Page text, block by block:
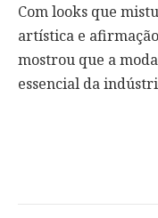
Com looks que
artística e
mostrou que a
essencial da